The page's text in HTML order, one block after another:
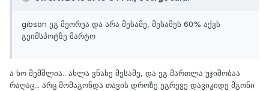
gibson ეგ მეორეა და არა მესამე, მესამეს 60% აქვს
გეიმსპოტზე მარტო
ა ხო შემშლია.. ახლა ვნახე მესამე, და ეგ მართლა უჯიშობაა
რაღაც... არც მომაგონდა თავის დროზე ეგრევე დავიკიდე მგონი